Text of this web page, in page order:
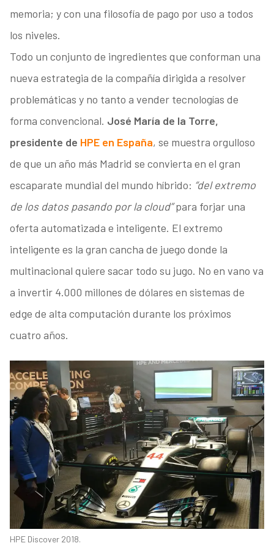
memoria; y con una filosofía de pago por uso a todos
los niveles.
Todo un conjunto de ingredientes que conforman una
nueva estrategia de la compañía dirigida a resolver
problemáticas y no tanto a vender tecnologías de
forma convencional. José María de la Torre,
presidente de HPE en España, se muestra orgulloso
de que un año más Madrid se convierta en el gran
escaparate mundial del mundo híbrido: “del extremo
de los datos pasando por la cloud”para forjar una
oferta automatizada e inteligente. El extremo
inteligente es la gran cancha de juego donde la
multinacional quiere sacar todo su jugo. No en vano va
a invertir 4.000 millones de dólares en sistemas de
edge de alta computación durante los próximos
cuatro años.
HPE Discover 2018.